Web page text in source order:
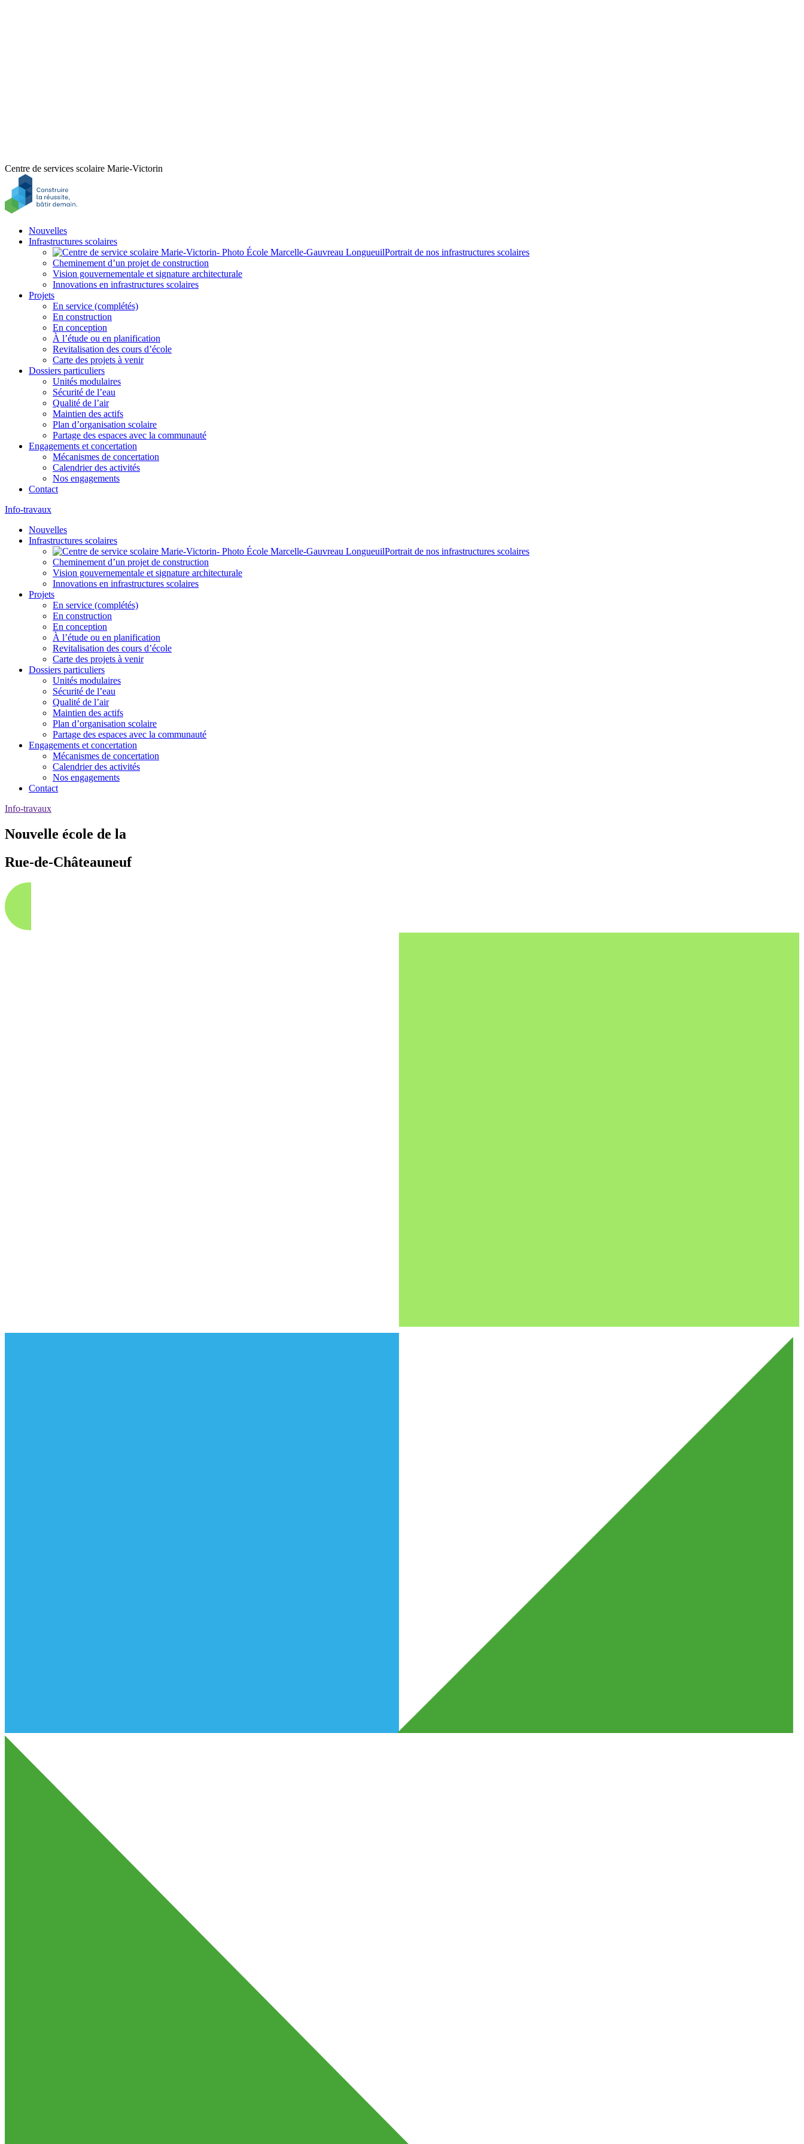
Centre de services scolaire Marie-Victorin
Nouvelles
Infrastructures scolaires
Portrait de nos infrastructures scolaires
Cheminement d’un projet de construction
Vision gouvernementale et signature architecturale
Innovations en infrastructures scolaires
Projets
En service (complétés)
En construction
En conception
À l’étude ou en planification
Revitalisation des cours d’école
Carte des projets à venir
Dossiers particuliers
Unités modulaires
Sécurité de l’eau
Qualité de l’air
Maintien des actifs
Plan d’organisation scolaire
Partage des espaces avec la communauté
Engagements et concertation
Mécanismes de concertation
Calendrier des activités
Nos engagements
Contact
Info-travaux
Nouvelles
Infrastructures scolaires
Portrait de nos infrastructures scolaires
Cheminement d’un projet de construction
Vision gouvernementale et signature architecturale
Innovations en infrastructures scolaires
Projets
En service (complétés)
En construction
En conception
À l’étude ou en planification
Revitalisation des cours d’école
Carte des projets à venir
Dossiers particuliers
Unités modulaires
Sécurité de l’eau
Qualité de l’air
Maintien des actifs
Plan d’organisation scolaire
Partage des espaces avec la communauté
Engagements et concertation
Mécanismes de concertation
Calendrier des activités
Nos engagements
Contact
Info-travaux
Nouvelle école de la
Rue-de-Châteauneuf